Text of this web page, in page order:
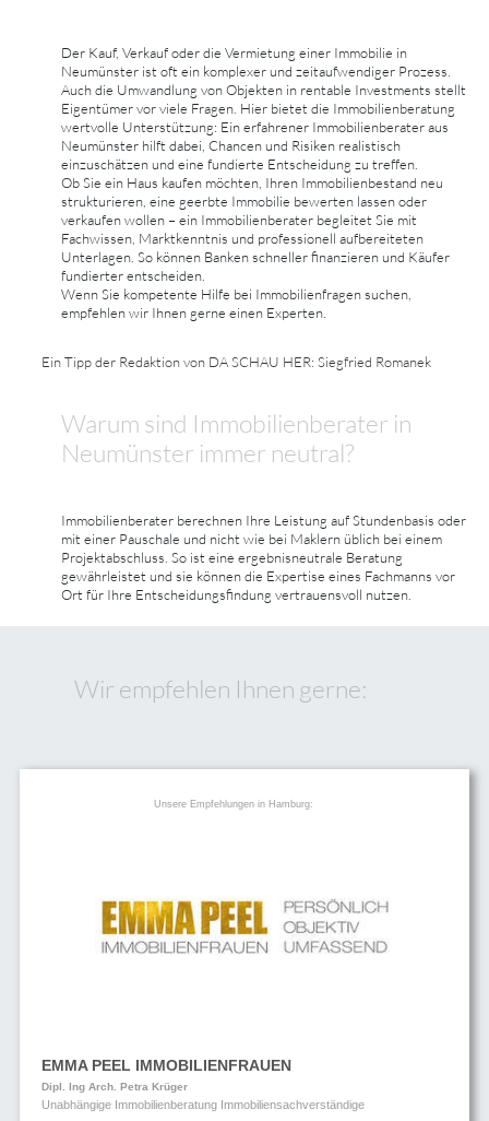
Der Kauf, Verkauf oder die Vermietung einer Immobilie in
Neumünster ist oft ein komplexer und zeitaufwendiger Prozess.
Auch die Umwandlung von Objekten in rentable Investments stellt
Eigentümer vor viele Fragen. Hier bietet die Immobilienberatung
wertvolle Unterstützung: Ein erfahrener Immobilienberater aus
Neumünster hilft dabei, Chancen und Risiken realistisch
einzuschätzen und eine fundierte Entscheidung zu treffen.
Ob Sie ein Haus kaufen möchten, Ihren Immobilienbestand neu
strukturieren, eine geerbte Immobilie bewerten lassen oder
verkaufen wollen – ein Immobilienberater begleitet Sie mit
Fachwissen, Marktkenntnis und professionell aufbereiteten
Unterlagen. So können Banken schneller finanzieren und Käufer
fundierter entscheiden.
Wenn Sie kompetente Hilfe bei Immobilienfragen suchen,
empfehlen wir Ihnen gerne einen Experten.
Ein Tipp der Redaktion von DA SCHAU HER: Siegfried Romanek
Warum sind Immobilienberater in
Neumünster immer neutral?
Immobilienberater berechnen Ihre Leistung auf Stundenbasis oder
mit einer Pauschale und nicht wie bei Maklern üblich bei einem
Projektabschluss. So ist eine ergebnisneutrale Beratung
gewährleistet und sie können die Expertise eines Fachmanns vor
Ort für Ihre Entscheidungsfindung vertrauensvoll nutzen.
Wir empfehlen Ihnen gerne:
Unsere Empfehlungen in Hamburg:
EMMA PEEL IMMOBILIENFRAUEN
Dipl. Ing Arch. Petra Krüger
Unabhängige Immobilienberatung Immobiliensachverständige